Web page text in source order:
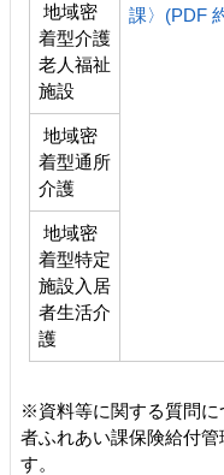
課〉(PDF
地域密
着型介護
老人福祉
施設
地域密
着型通所
介護
地域密
着型特定
施設入居
者生活介
護
※資料等に関する質問に
者ふれあい課保険給付
す。